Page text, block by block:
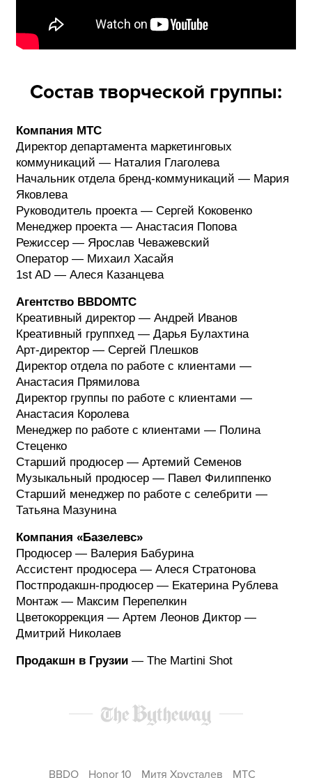
Состав творческой группы:
Компания МТС
Директор департамента маркетинговых
коммуникаций — Наталия Глаголева
Начальник отдела бренд-коммуникаций — Мария
Яковлева
Руководитель проекта — Сергей Коковенко
Менеджер проекта — Анастасия Попова
Режиссер — Ярослав Чеважевский
Оператор — Михаил Хасайя
1st AD — Алеся Казанцева
Агентство BBDOМТС
Креативный директор — Андрей Иванов
Креативный группхед — Дарья Булахтина
Арт-директор — Сергей Плешков
Директор отдела по работе с клиентами —
Анастасия Прямилова
Директор группы по работе с клиентами —
Анастасия Королева
Менеджер по работе с клиентами — Полина
Стеценко
Старший продюсер — Артемий Семенов
Музыкальный продюсер — Павел Филиппенко
Старший менеджер по работе с селебрити —
Татьяна Мазунина
Компания «Базелевс»
Продюсер — Валерия Бабурина
Ассистент продюсера — Алеся Стратонова
Постпродакшн-продюсер — Екатерина Рублева
Монтаж — Максим Перепелкин
Цветокоррекция — Артем Леонов Диктор —
Дмитрий Николаев
Продакшн в Грузии — The Martini Shot
BBDO Honor 10 Митя Хрусталев МТС